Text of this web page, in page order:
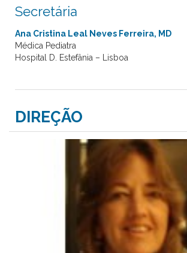
Secretária
Ana Cristina Leal Neves Ferreira, MD
Médica Pediatra
Hospital D. Estefânia – Lisboa
DIREÇÃO